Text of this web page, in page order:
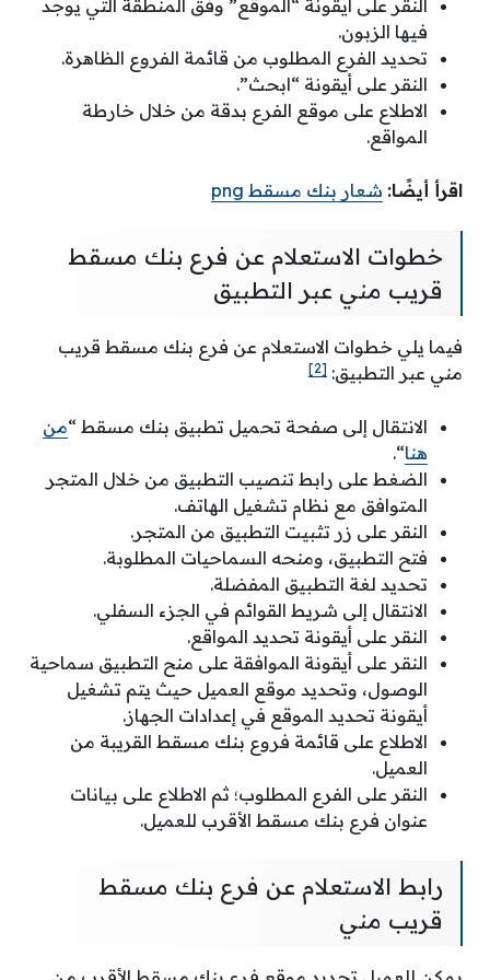
النقر على أيقونة “الموقع” وفق المنطقة التي يوجد
فيها الزبون.
تحديد الفرع المطلوب من قائمة الفروع الظاهرة.
النقر على أيقونة “ابحث”.
الاطلاع على موقع الفرع بدقة من خلال خارطة
المواقع.
اقرأ أيضًا: شعار بنك مسقط png
خطوات الاستعلام عن فرع بنك مسقط
قريب مني عبر التطبيق
فيما يلي خطوات الاستعلام عن فرع بنك مسقط قريب
مني عبر التطبيق: [2]
الانتقال إلى صفحة تحميل تطبيق بنك مسقط “من
هنا“.
الضغط على رابط تنصيب التطبيق من خلال المتجر
المتوافق مع نظام تشغيل الهاتف.
النقر على زر تثبيت التطبيق من المتجر.
فتح التطبيق، ومنحه السماحيات المطلوبة.
تحديد لغة التطبيق المفضلة.
الانتقال إلى شريط القوائم في الجزء السفلي.
النقر على أيقونة تحديد المواقع.
النقر على أيقونة الموافقة على منح التطبيق سماحية
الوصول، وتحديد موقع العميل حيث يتم تشغيل
أيقونة تحديد الموقع في إعدادات الجهاز.
الاطلاع على قائمة فروع بنك مسقط القريبة من
العميل.
النقر على الفرع المطلوب؛ ثم الاطلاع على بيانات
عنوان فرع بنك مسقط الأقرب للعميل.
رابط الاستعلام عن فرع بنك مسقط
قريب مني